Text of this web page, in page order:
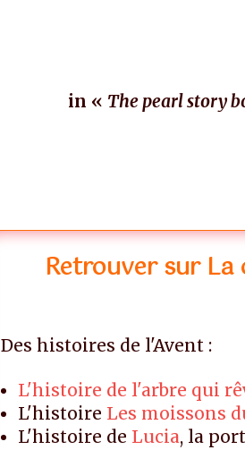
in « The pearl story
Retrouver sur
Des histoires de l'Avent :
L'histoire de l'arbre qui
L'histoire Les moissons
L'histoire de Lucia, la